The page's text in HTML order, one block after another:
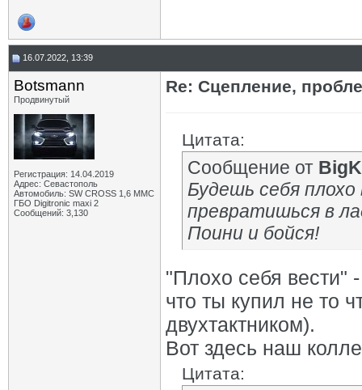
16.07.2022, 13:39
Botsmann
Продвинутый
Регистрация: 14.04.2019
Адрес: Севастополь
Автомобиль: SW CROSS 1,6 ММС
ГБО Digitronic maxi 2
Сообщений: 3,130
Re: Сцепление,
Цитата:
Сообщение от
Будешь себя
превратишься в
Поини и бойся!
"Плохо себя вести" -
что ты купил не то
двухтактником).
Вот здесь наш
Цитата: